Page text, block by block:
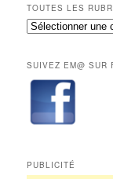
mois
réservés
aux
TOUTES LES
Toutes
de
Edition
Multimédi@
SUIVEZ EM@ SUR
PUBLICITÉ